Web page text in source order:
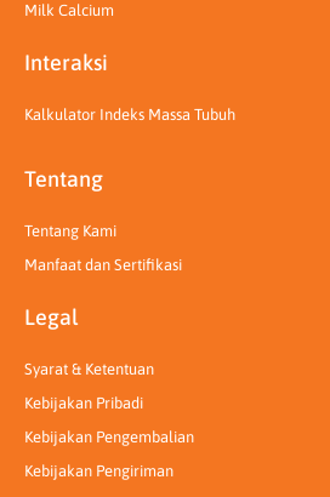
Milk Calcium
Interaksi
Kalkulator Indeks Massa Tubuh
Tentang
Tentang Kami
Manfaat dan Sertifikasi
Legal
Syarat & Ketentuan
Kebijakan Pribadi
Kebijakan Pengembalian
Kebijakan Pengiriman